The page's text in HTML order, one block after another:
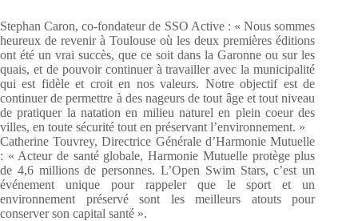
Stephan Caron, co-fondateur de SSO Active : « Nous sommes
heureux de revenir à Toulouse où les deux premières éditions
ont été un vrai succès, que ce soit dans la Garonne ou sur les
quais, et de pouvoir continuer à travailler avec la municipalité
qui est fidèle et croit en nos valeurs. Notre objectif est de
continuer de permettre à des nageurs de tout âge et tout niveau
de pratiquer la natation en milieu naturel en plein coeur des
villes, en toute sécurité tout en préservant l’environnement. »
Catherine Touvrey, Directrice Générale d’Harmonie Mutuelle
: « Acteur de santé globale, Harmonie Mutuelle protège plus
de 4,6 millions de personnes. L’Open Swim Stars, c’est un
événement unique pour rappeler que le sport et un
environnement préservé sont les meilleurs atouts pour
conserver son capital santé ».